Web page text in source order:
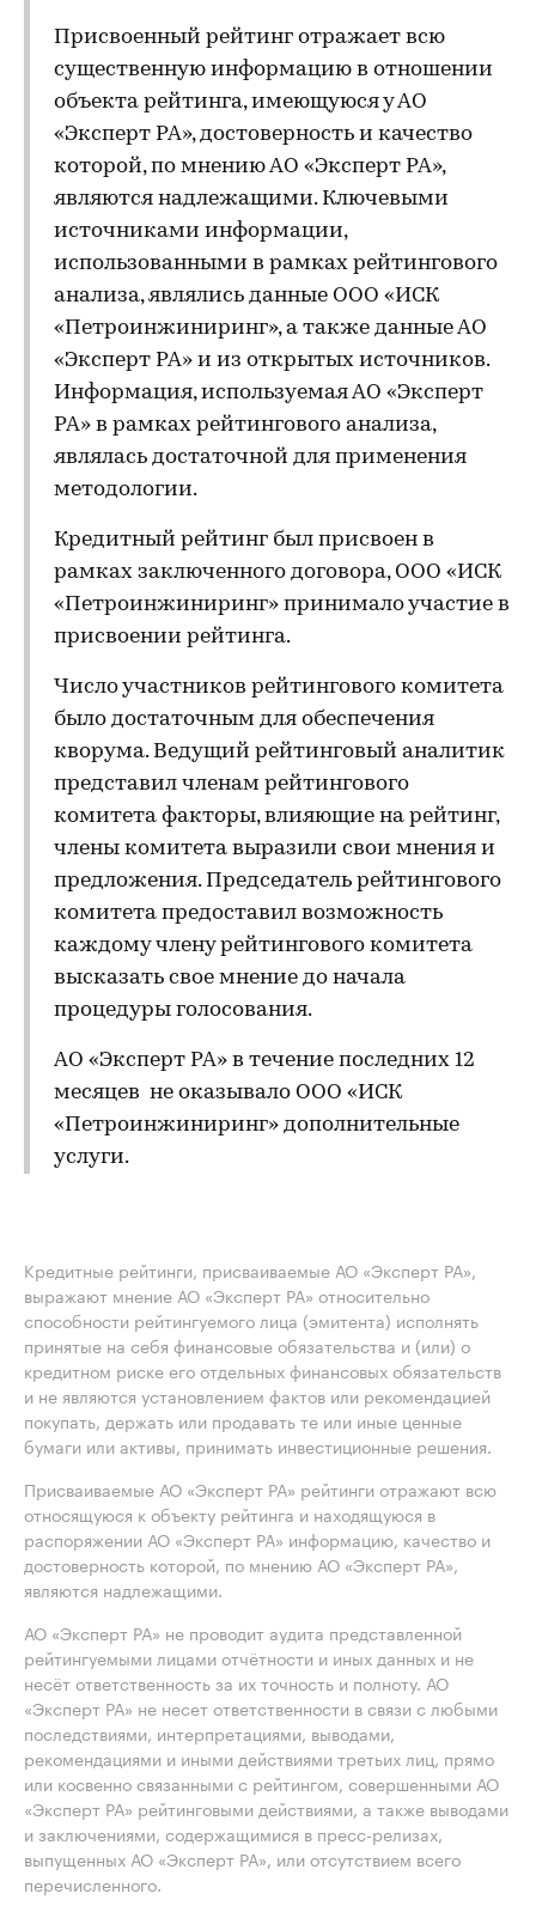
Присвоенный рейтинг отражает всю
существенную информацию в отношении
объекта рейтинга, имеющуюся у АО
«Эксперт РА», достоверность и качество
которой, по мнению АО «Эксперт РА»,
являются надлежащими. Ключевыми
источниками информации,
использованными в рамках рейтингового
анализа, являлись данные ООО «ИСК
«Петроинжиниринг», а также данные АО
«Эксперт РА» и из открытых источников.
Информация, используемая АО «Эксперт
РА» в рамках рейтингового анализа,
являлась достаточной для применения
методологии.
Кредитный рейтинг был присвоен в
рамках заключенного договора, ООО «ИСК
«Петроинжиниринг» принимало участие в
присвоении рейтинга.
Число участников рейтингового комитета
было достаточным для обеспечения
кворума. Ведущий рейтинговый аналитик
представил членам рейтингового
комитета факторы, влияющие на рейтинг,
члены комитета выразили свои мнения и
предложения. Председатель рейтингового
комитета предоставил возможность
каждому члену рейтингового комитета
высказать свое мнение до начала
процедуры голосования.
АО «Эксперт РА» в течение последних 12
месяцев не оказывало ООО «ИСК
«Петроинжиниринг» дополнительные
услуги.
Кредитные рейтинги, присваиваемые АО «Эксперт РА»,
выражают мнение АО «Эксперт РА» относительно
способности рейтингуемого лица (эмитента) исполнять
принятые на себя финансовые обязательства и (или) о
кредитном риске его отдельных финансовых обязательств
и не являются установлением фактов или рекомендацией
покупать, держать или продавать те или иные ценные
бумаги или активы, принимать инвестиционные решения.
Присваиваемые АО «Эксперт РА» рейтинги отражают всю
относящуюся к объекту рейтинга и находящуюся в
распоряжении АО «Эксперт РА» информацию, качество и
достоверность которой, по мнению АО «Эксперт РА»,
являются надлежащими.
АО «Эксперт РА» не проводит аудита представленной
рейтингуемыми лицами отчётности и иных данных и не
несёт ответственность за их точность и полноту. АО
«Эксперт РА» не несет ответственности в связи с любыми
последствиями, интерпретациями, выводами,
рекомендациями и иными действиями третьих лиц, прямо
или косвенно связанными с рейтингом, совершенными АО
«Эксперт РА» рейтинговыми действиями, а также выводами
и заключениями, содержащимися в пресс-релизах,
выпущенных АО «Эксперт РА», или отсутствием всего
перечисленного.